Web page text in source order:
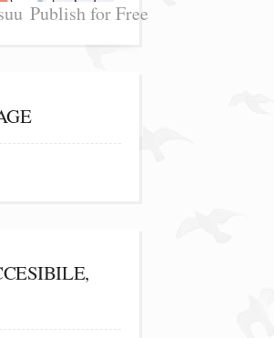
Publish for Free